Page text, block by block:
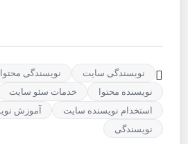
نویسندگی سایت
نویسندگی
نویسنده محتوا
خدمات سئو سایت
استخدام نویسنده سایت
آموزش
نویسندگی